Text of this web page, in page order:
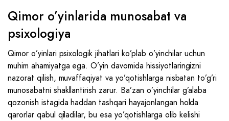
Qimor o’yinlarida munosabat va
psixologiya
Qimor o’yinlari psixologik jihatlari ko’plab o’yinchilar uchun
muhim ahamiyatga ega. O’yin davomida hissiyotlaringizni
nazorat qilish, muvaffaqiyat va yo’qotishlarga nisbatan to’g’ri
munosabatni shakllantirish zarur. Ba’zan o’yinchilar g’alaba
qozonish istagida haddan tashqari hayajonlangan holda
qarorlar qabul qiladilar, bu esa yo’qotishlarga olib kelishi